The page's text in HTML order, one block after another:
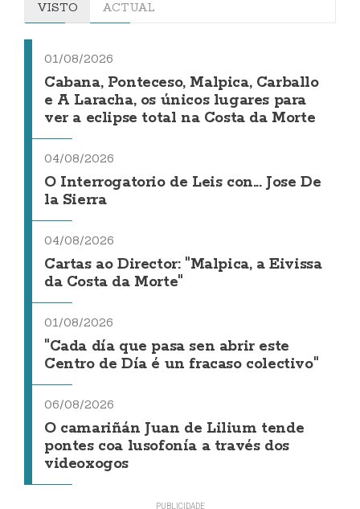
VISTO ACTUAL
01/08/2026
Cabana, Ponteceso, Malpica, Carballo
e A Laracha, os únicos lugares para
ver a eclipse total na Costa da Morte
04/08/2026
O Interrogatorio de Leis con... Jose De
la Sierra
04/08/2026
Cartas ao Director: "Malpica, a Eivissa
da Costa da Morte"
01/08/2026
"Cada día que pasa sen abrir este
Centro de Día é un fracaso colectivo"
06/08/2026
O camariñán Juan de Lilium tende
pontes coa lusofonía a través dos
videoxogos